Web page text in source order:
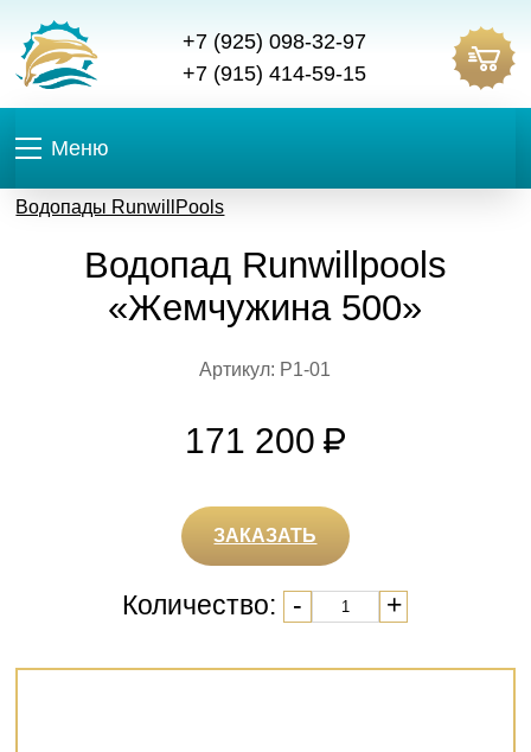
+7 (925) 098-32-97
+7 (915) 414-59-15
Меню
Водопады RunwillPools
Водопад Runwillpools
«Жемчужина 500»
Артикул: Р1-01
171 200
ЗАКАЗАТЬ
Количество: - +